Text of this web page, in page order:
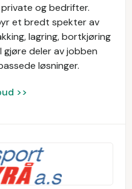
og bedrifter.
et bredt spekter av
lagring, bortkjøring
deler av jobben
løsninger.
>>